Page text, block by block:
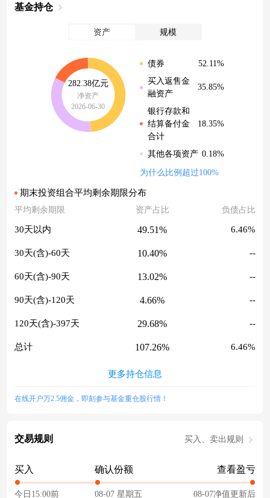
基金持仓
资产 规模
282.38亿元
净资产
2026-06-30
债券
52.11%
买入返售金
融资产
35.85%
银行存款和
结算备付金
合计
18.35%
其他各项资产 0.18%
为什么比例超过100%
期末投资组合平均剩余期限分布
平均剩余期限 资产占比 负债占比
30天以内 49.51% 6.46%
30天(含)-60天 10.40% --
60天(含)-90天 13.02% --
90天(含)-120天 4.66% --
120天(含)-397天 29.68% --
总计 107.26% 6.46%
更多持仓信息
在线开户万2.5佣金，即刻参与基金重仓股行情！
交易规则 买入、卖出规则
买入
今日15:00前
确认份额
08-07 星期五
查看盈亏
08-07净值更新后